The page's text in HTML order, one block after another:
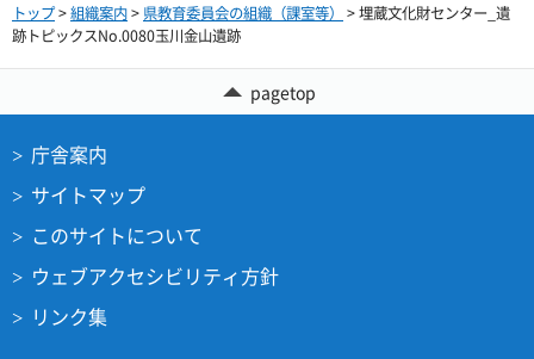
トップ>組織案内> 県教育委員会の組織（課室等）
> 埋蔵文化財センター_遺
跡トピックスNo.0080玉川金山遺跡
pagetop
庁舎案内
サイトマップ
このサイトについて
ウェブアクセシビリティ方針
リンク集